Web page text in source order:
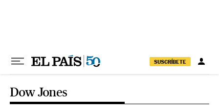
SUSCRÍBETE
Dow Jones